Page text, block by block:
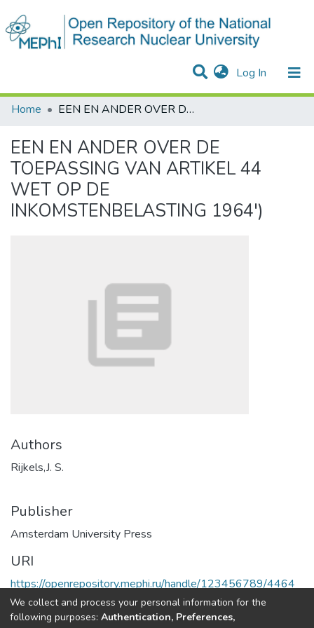
Log In (current)
Statistics
Communities & Collections
All of DSpace
Home
EEN EN ANDER OVER DE TOEPASSING VAN ARTIKEL 44 WET OP DE INKOMSTENBELASTING 1964')
EEN EN ANDER OVER DE
TOEPASSING VAN ARTIKEL 44
WET OP DE
INKOMSTENBELASTING 1964')
Authors
Rijkels,J. S.
Publisher
Amsterdam University Press
URI
https://openrepository.mephi.ru/handle/123456789/4464
Full item page
We collect and process your personal information for the
following purposes: Authentication, Preferences,